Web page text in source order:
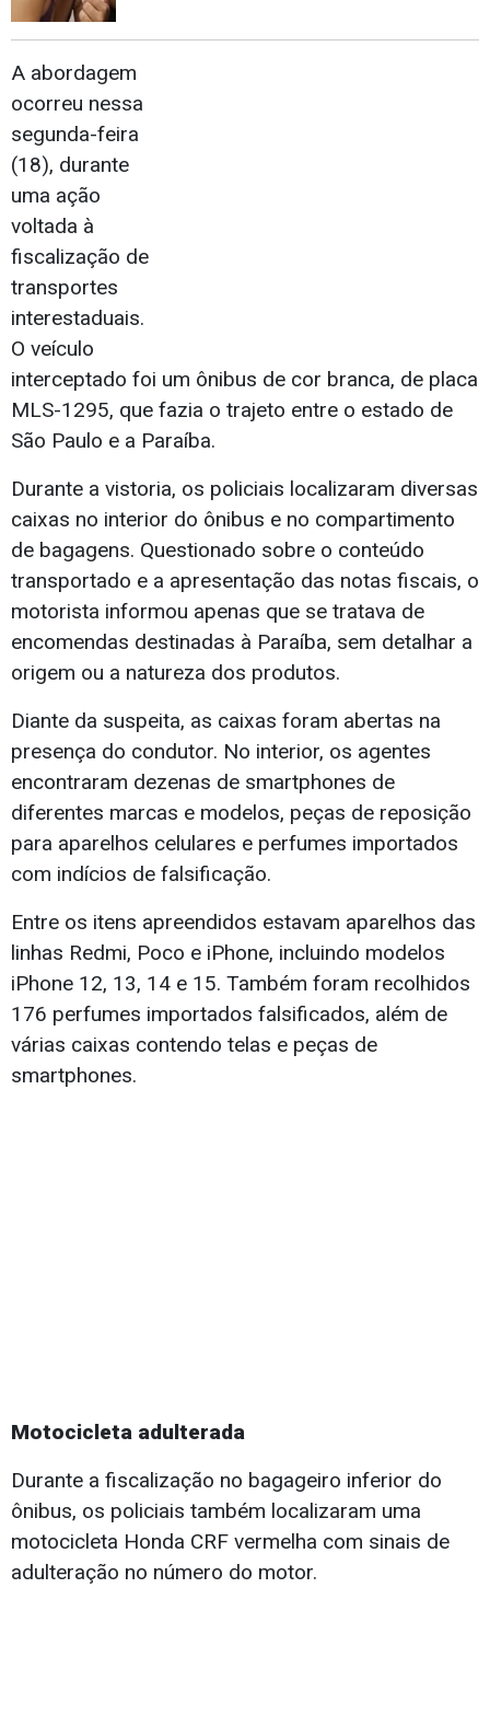
A abordagem
ocorreu nessa
segunda-feira
(18), durante
uma ação
voltada à
fiscalização de
transportes
interestaduais.
O veículo
interceptado foi um ônibus de cor branca, de placa
MLS-1295, que fazia o trajeto entre o estado de
São Paulo e a Paraíba.
Durante a vistoria, os policiais localizaram diversas
caixas no interior do ônibus e no compartimento
de bagagens. Questionado sobre o conteúdo
transportado e a apresentação das notas fiscais, o
motorista informou apenas que se tratava de
encomendas destinadas à Paraíba, sem detalhar a
origem ou a natureza dos produtos.
Diante da suspeita, as caixas foram abertas na
presença do condutor. No interior, os agentes
encontraram dezenas de smartphones de
diferentes marcas e modelos, peças de reposição
para aparelhos celulares e perfumes importados
com indícios de falsificação.
Entre os itens apreendidos estavam aparelhos das
linhas Redmi, Poco e iPhone, incluindo modelos
iPhone 12, 13, 14 e 15. Também foram recolhidos
176 perfumes importados falsificados, além de
várias caixas contendo telas e peças de
smartphones.
Motocicleta adulterada
Durante a fiscalização no bagageiro inferior do
ônibus, os policiais também localizaram uma
motocicleta Honda CRF vermelha com sinais de
adulteração no número do motor.